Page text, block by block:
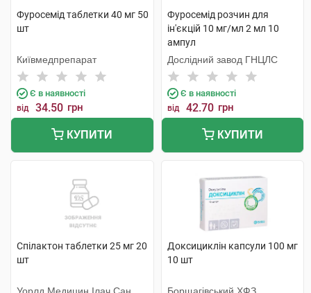
Фуросемід таблетки 40 мг 50
шт
Київмедпрепарат
Є в наявності
від 34.50 грн
КУПИТИ
Фуросемід розчин для
ін'єкцій 10 мг/мл 2 мл 10
ампул
Дослідний завод ГНЦЛС
Є в наявності
від 42.70 грн
КУПИТИ
Спілактон таблетки 25 мг 20
шт
Доксициклін капсули 100 мг
10 шт